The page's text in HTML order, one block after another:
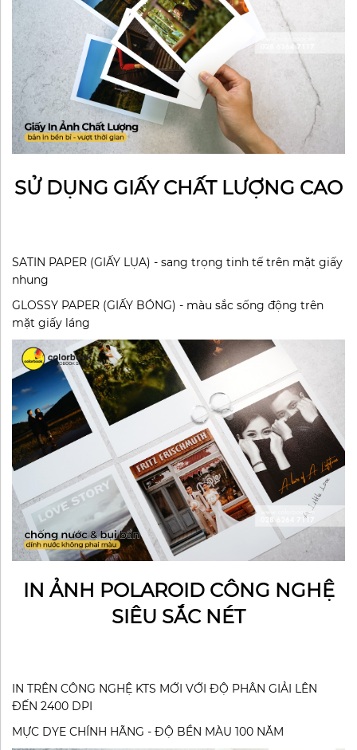
SỬ DỤNG GIẤY CHẤT LƯỢNG CAO
SATIN PAPER (GIẤY LỤA) - sang trọng tinh tế trên mặt giấy
nhung
GLOSSY PAPER (GIẤY BÓNG) - màu sắc sống động trên
mặt giấy láng
IN ẢNH POLAROID CÔNG NGHỆ
SIÊU SẮC NÉT
IN TRÊN CÔNG NGHỆ KTS MỚI VỚI ĐỘ PHÂN GIẢI LÊN
ĐẾN 2400 DPI
MỰC DYE CHÍNH HÃNG - ĐỘ BỀN MÀU 100 NĂM